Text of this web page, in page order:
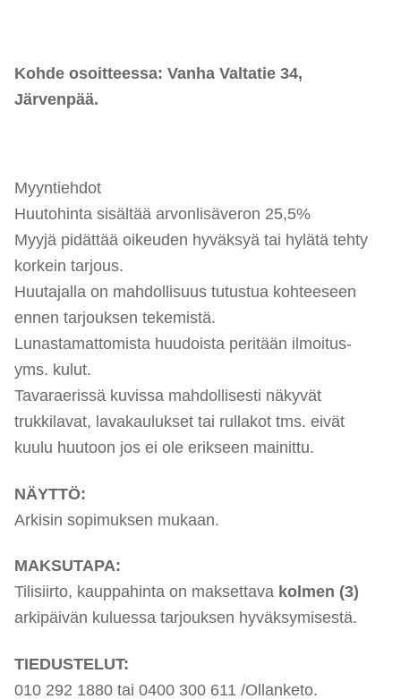
Kohde osoitteessa: Vanha Valtatie 34,
Järvenpää.
Myyntiehdot
Huutohinta sisältää arvonlisäveron 25,5%
Myyjä pidättää oikeuden hyväksyä tai hylätä tehty
korkein tarjous.
Huutajalla on mahdollisuus tutustua kohteeseen
ennen tarjouksen tekemistä.
Lunastamattomista huudoista peritään ilmoitus-
yms. kulut.
Tavaraerissä kuvissa mahdollisesti näkyvät
trukkilavat, lavakaulukset tai rullakot tms. eivät
kuulu huutoon jos ei ole erikseen mainittu.
NÄYTTÖ:
Arkisin sopimuksen mukaan.
MAKSUTAPA:
Tilisiirto, kauppahinta on maksettava kolmen (3)
arkipäivän kuluessa tarjouksen hyväksymisestä.
TIEDUSTELUT:
010 292 1880 tai 0400 300 611 /Ollanketo.